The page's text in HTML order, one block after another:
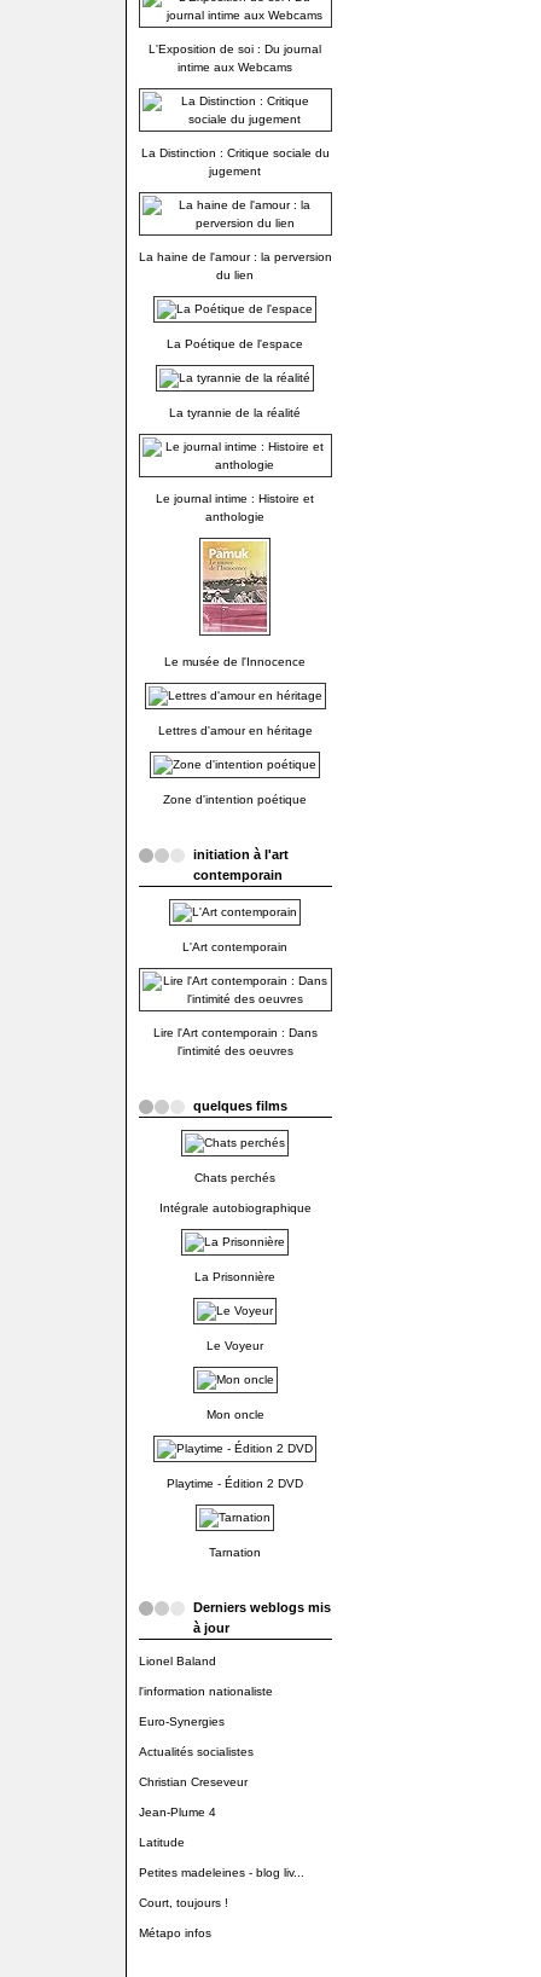
L'Exposition de soi : Du journal
intime aux Webcams
La Distinction : Critique sociale du
jugement
La haine de l'amour : la perversion
du lien
La Poétique de l'espace
La tyrannie de la réalité
Le journal intime : Histoire et
anthologie
Le musée de l'Innocence
Lettres d'amour en héritage
Zone d'intention poétique
initiation à l'art
contemporain
L'Art contemporain
Lire l'Art contemporain : Dans
l'intimité des oeuvres
quelques films
Chats perchés
Intégrale autobiographique
La Prisonnière
Le Voyeur
Mon oncle
Playtime - Édition 2 DVD
Tarnation
Derniers weblogs mis
à jour
Lionel Baland
l'information nationaliste
Euro-Synergies
Actualités socialistes
Christian Creseveur
Jean-Plume 4
Latitude
Petites madeleines - blog liv...
Court, toujours !
Métapo infos